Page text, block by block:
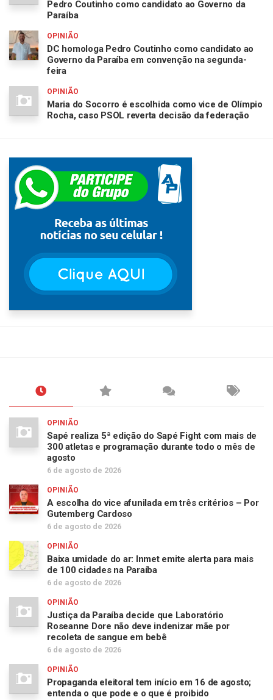
Pedro Coutinho como candidato ao Governo da
Paraíba
OPINIÃO
DC homologa Pedro Coutinho como candidato ao
Governo da Paraíba em convenção na segunda-
feira
OPINIÃO
Maria do Socorro é escolhida como vice de Olímpio
Rocha, caso PSOL reverta decisão da federação
OPINIÃO
Sapé realiza 5ª edição do Sapé Fight com mais de
300 atletas e programação durante todo o mês de
agosto
6 de agosto de 2026
OPINIÃO
A escolha do vice afunilada em três critérios – Por
Gutemberg Cardoso
6 de agosto de 2026
OPINIÃO
Baixa umidade do ar: Inmet emite alerta para mais
de 100 cidades na Paraíba
6 de agosto de 2026
OPINIÃO
Justiça da Paraíba decide que Laboratório
Roseanne Dore não deve indenizar mãe por
recoleta de sangue em bebê
6 de agosto de 2026
OPINIÃO
Propaganda eleitoral tem início em 16 de agosto;
entenda o que pode e o que é proibido